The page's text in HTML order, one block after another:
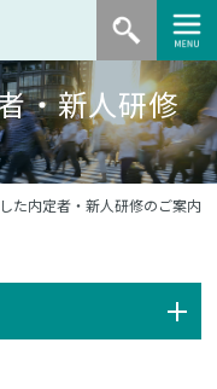
・新人研修
た内定者・新人研修のご案内